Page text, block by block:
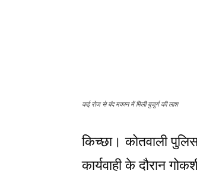
कई रोज से बंद मकान में मिली बुजुर्ग की लाश
किच्छा। कोतवाली
कार्यवाही के दौरान